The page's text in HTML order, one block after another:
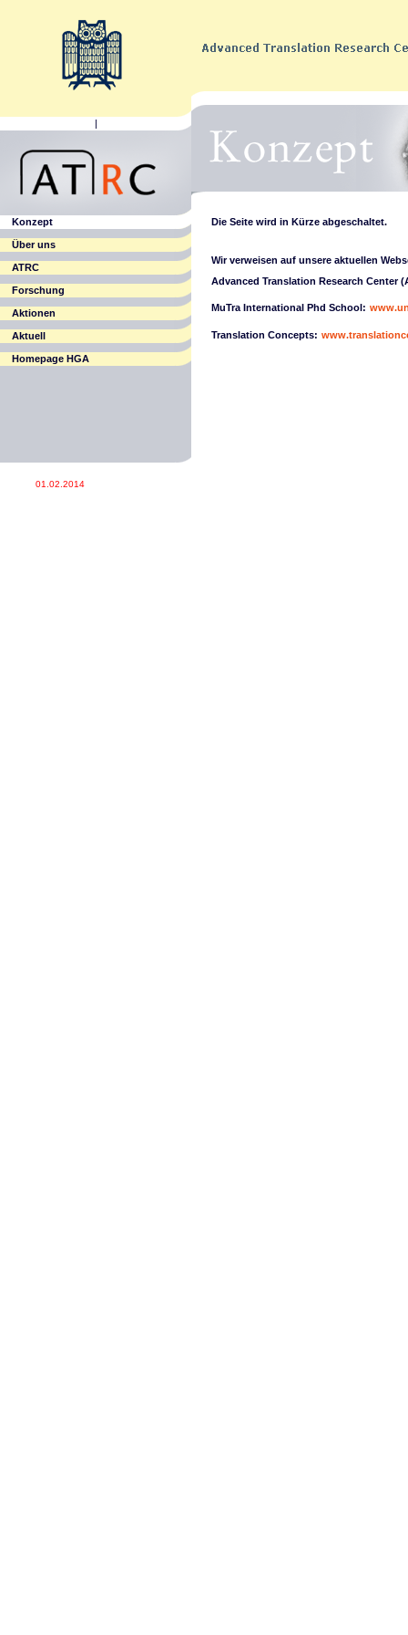
|
Konzept
Über uns
ATRC
Forschung
Aktionen
Aktuell
Homepage HGA
01.02.2014
Die Seite wird in Kürze abgeschaltet.
Wir verweisen auf unsere aktuellen
Advanced Translation Research Center
MuTra International Phd School:
Translation Concepts: